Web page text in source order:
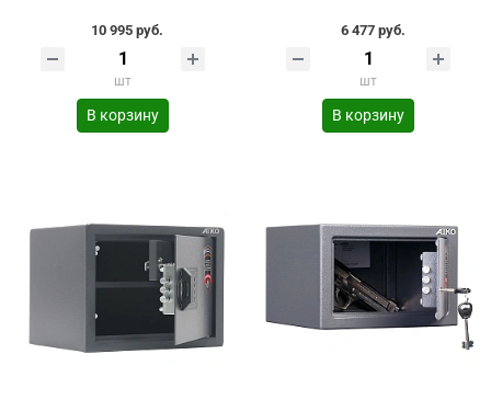
10 995 руб.
шт
В корзину
6 477 руб.
шт
В корзину